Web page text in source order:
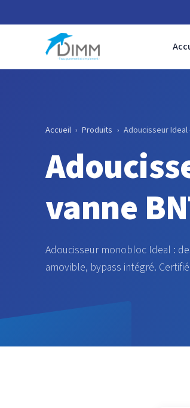
Accueil › Produits › Adoucisseur Ideal
vanne
Adoucisseur monobloc Ideal :
amovible, bypass intégré.